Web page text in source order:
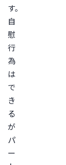
す。
自
慰
行
為
は
で
き
る
が
パ
ー